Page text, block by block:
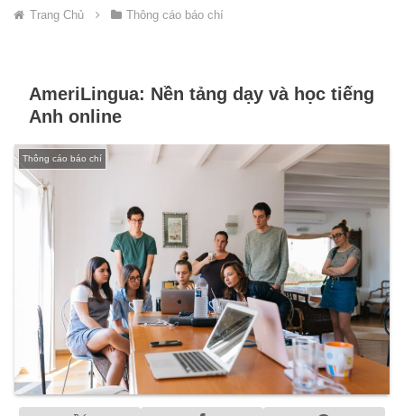
Trang Chủ Thông cáo báo chí
AmeriLingua: Nền tảng dạy và học tiếng
Anh online
Thông cáo báo chí